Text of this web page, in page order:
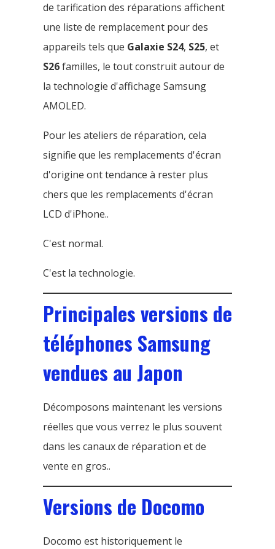
de tarification des réparations affichent
une liste de remplacement pour des
appareils tels que Galaxie S24, S25, et
S26familles, le tout construit autour de
la technologie d'affichage Samsung
AMOLED.
Pour les ateliers de réparation, cela
signifie que les remplacements d'écran
d'origine ont tendance à rester plus
chers que les remplacements d'écran
LCD d'iPhone..
C'est normal.
C'est la technologie.
Principales versions de
téléphones Samsung
vendues au Japon
Décomposons maintenant les versions
réelles que vous verrez le plus souvent
dans les canaux de réparation et de
vente en gros..
Versions de Docomo
Docomo est historiquement le